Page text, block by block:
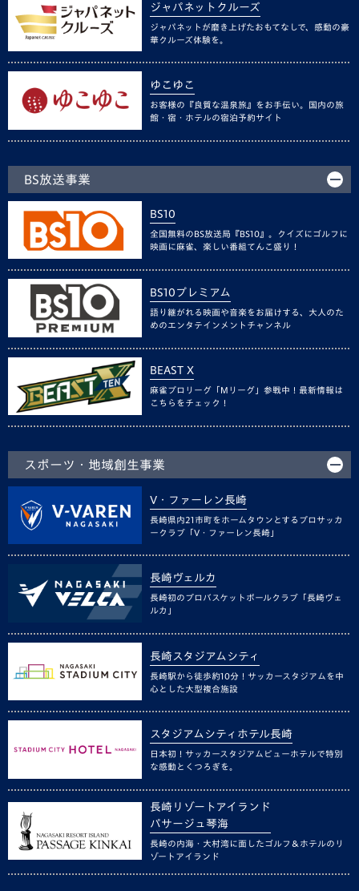
ジャパネットクルーズ
ジャパネットが磨き上げたおもてなしで、感動の豪
華クルーズ体験を。
ゆこゆこ
お客様の『良質な温泉旅』をお手伝い。国内の旅
館・宿・ホテルの宿泊予約サイト
BS放送事業
BS10
全国無料のBS放送局『BS10』。クイズにゴルフに
映画に麻雀、楽しい番組てんこ盛り！
BS10プレミアム
語り継がれる映画や音楽をお届けする、大人のた
めのエンタテインメントチャンネル
BEAST X
麻雀プロリーグ「Mリーグ」参戦中！最新情報は
こちらをチェック！
スポーツ・地域創生事業
V・ファーレン長崎
長崎県内21市町をホームタウンとするプロサッカ
ークラブ「V・ファーレン長崎」
長崎ヴェルカ
長崎初のプロバスケットボールクラブ「長崎ヴェ
ルカ」
長崎スタジアムシティ
長崎駅から徒歩約10分！サッカースタジアムを中
心とした大型複合施設
スタジアムシティホテル長崎
日本初！サッカースタジアムビューホテルで特別
な感動とくつろぎを。
長崎リゾートアイランド
パサージュ琴海
長崎の内海・大村湾に面したゴルフ＆ホテルのリ
ゾートアイランド